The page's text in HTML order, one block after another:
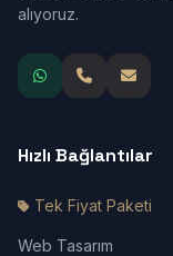
alıyoruz.
Hızlı Bağlantılar
Tek Fiyat Paketi
Web Tasarım